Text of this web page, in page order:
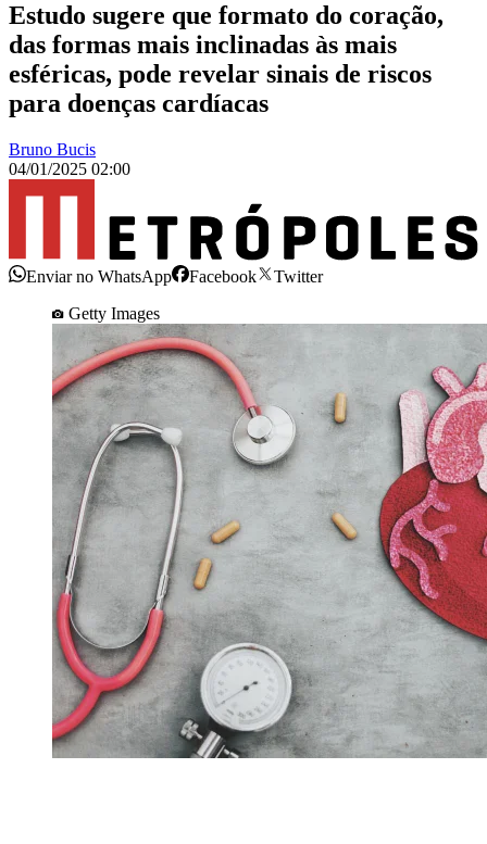
Estudo sugere que formato do coração,
das formas mais inclinadas às mais
esféricas, pode revelar sinais de riscos
para doenças cardíacas
Bruno Bucis
04/01/2025 02:00
Enviar no WhatsApp Facebook
Twitter
Getty Images